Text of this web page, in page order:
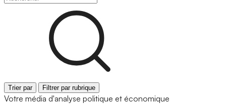
Trier par Filtrer par rubrique
Votre média d'analyse politique et économique